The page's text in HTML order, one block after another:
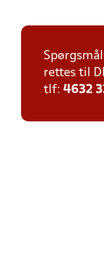
rettes til
tlf: 4632